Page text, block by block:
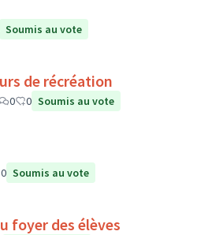
Soumis au vote
de récréation
0 0 Soumis au vote
0 Soumis au vote
foyer des élèves